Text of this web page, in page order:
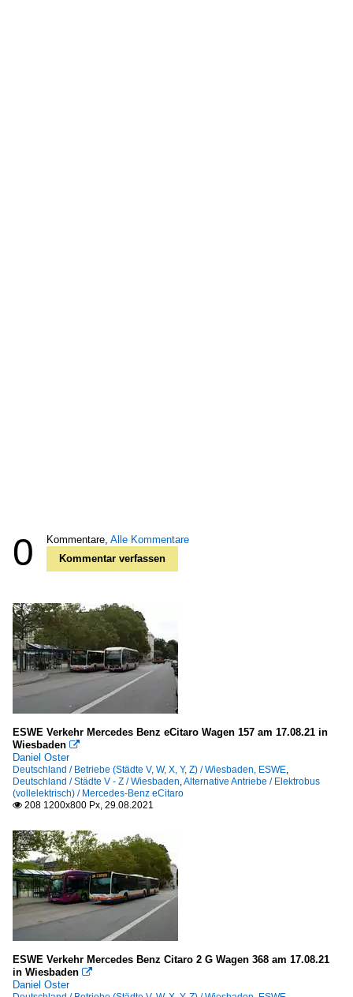
0 Kommentare, Alle Kommentare
Kommentar verfassen
ESWE Verkehr Mercedes Benz eCitaro Wagen 157 am 17.08.21 in
Wiesbaden 
Daniel Oster
Deutschland / Betriebe (Städte V, W, X, Y, Z) / Wiesbaden, ESWE,
Deutschland / Städte V - Z / Wiesbaden,Alternative Antriebe / Elektrobus
(vollelektrisch) / Mercedes-Benz eCitaro
 208 1200x800 Px, 29.08.2021
ESWE Verkehr Mercedes Benz Citaro 2 G Wagen 368 am 17.08.21
in Wiesbaden 
Daniel Oster